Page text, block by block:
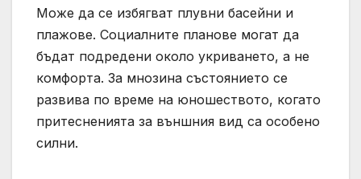
Може да се избягват плувни басейни и
плажове. Социалните планове могат да
бъдат подредени около укриването, а не
комфорта. За мнозина състоянието се
развива по време на юношеството, когато
притесненията за външния вид са особено
силни.